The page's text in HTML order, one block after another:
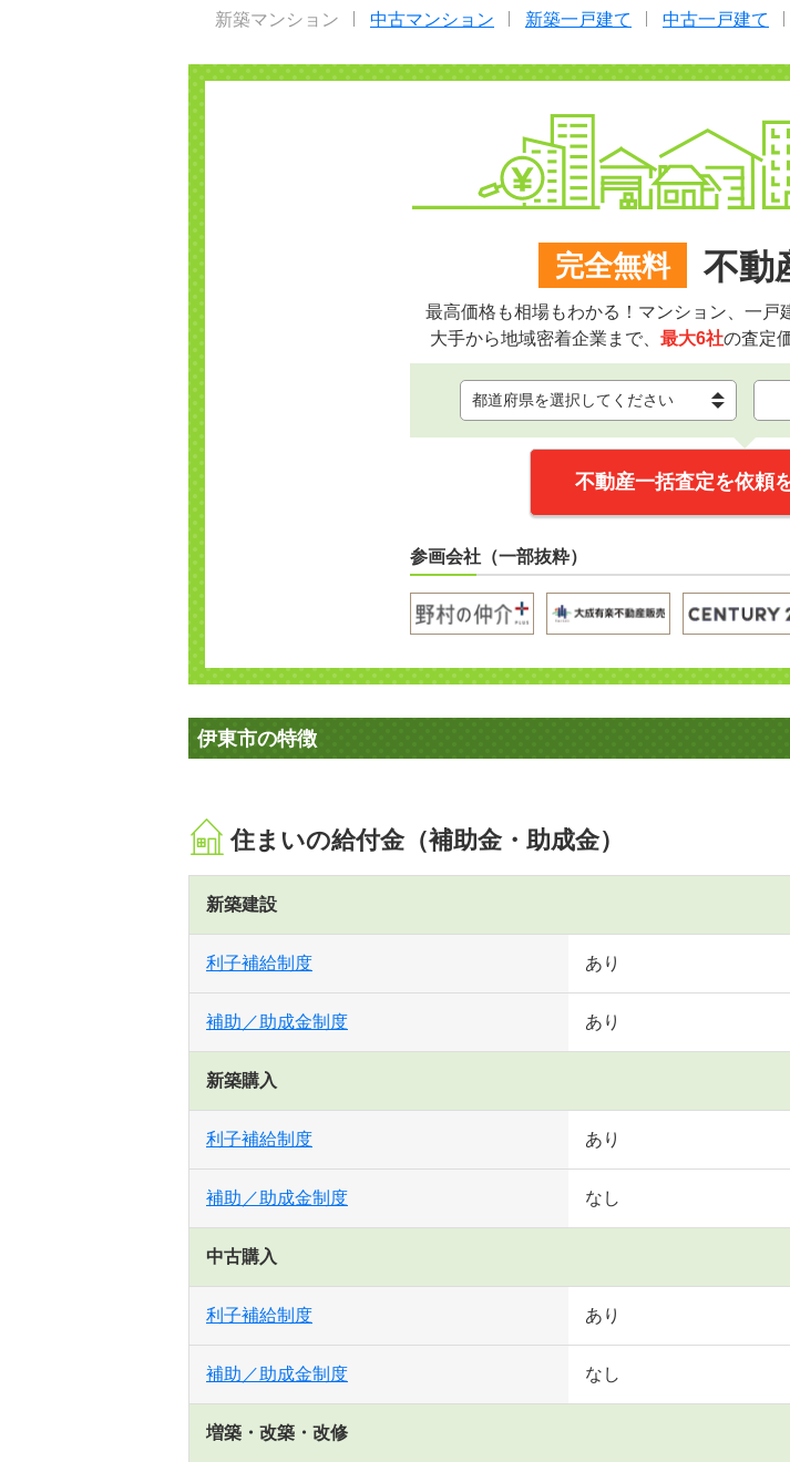
新築マンション 中古マンション 新築一戸建て 中古一戸建て
完全無料 不動
最高価格も相場もわかる！マンション、一戸
大手から地域密着企業まで、 最大6社の査定
不動産一括査定を依頼
参画会社（一部抜粋）
伊東市の特徴
住まいの給付金（補助金・助成金）
新築建設
利子補給制度 あり
補助／助成金制度 あり
新築購入
利子補給制度 あり
補助／助成金制度 なし
中古購入
利子補給制度 あり
補助／助成金制度 なし
増築・改築・改修